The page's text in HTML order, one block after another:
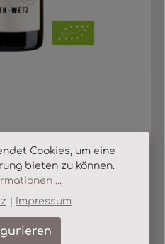
Rheinhessen BIO
Cookies, um eine
bieten zu können.
...
| Impressum